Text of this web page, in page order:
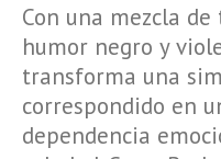
Con una mezcla
humor negro y
transforma una
correspondido en
dependencia